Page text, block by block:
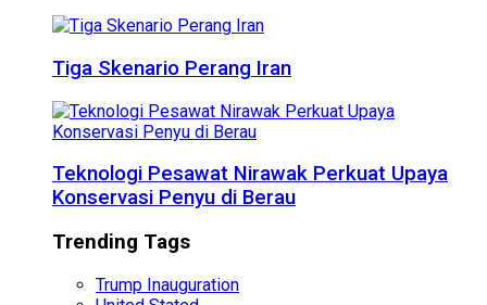
Tiga Skenario Perang Iran
Teknologi Pesawat Nirawak Perkuat Upaya
Konservasi Penyu di Berau
Trending Tags
Trump Inauguration